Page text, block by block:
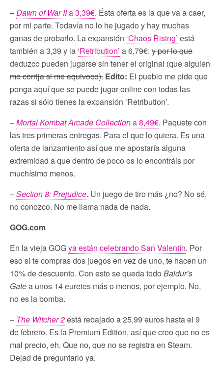
–Dawn of War IIa 3,39€. Ésta oferta es la que va a caer,
por mi parte. Todavía no lo he jugado y hay muchas
ganas de probarlo. La expansión ‘Chaos Rising’ está
también a 3,39 y la ‘Retribution’ a 6,79€. y por lo que
deduzco pueden jugarse sin tener el original (que alguien
me corrija si me equivoco). Edito: El pueblo me pide que
ponga aquí que se puede jugar online con todas las
razas si sólo tienes la expansión ‘Retribution’.
–Mortal Kombat Arcade Collectiona 8,49€. Paquete con
las tres primeras entregas. Para el que lo quiera. Es una
oferta de lanzamiento así que me apostaría alguna
extremidad a que dentro de poco os lo encontráis por
muchísimo menos.
–Section 8: Prejudice. Un juego de tiro más ¿no? No sé,
no conozco. No me llama nada de nada.
GOG.com
En la vieja GOGya están celebrando San Valentín. Por
eso si te compras dos juegos en vez de uno, te hacen un
10% de descuento. Con esto se queda todo Baldur’s
Gatea unos 14 euretes más o menos, por ejemplo. No,
no es la bomba.
– The Witcher 2está rebajado a 25,99 euros hasta el 9
de febrero. Es la Premium Edition, así que creo que no es
mal precio, eh. Que no, que no se registra en Steam.
Dejad de preguntarlo ya.